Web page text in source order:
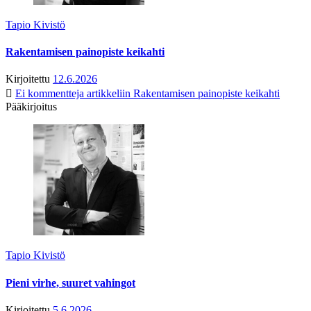
Tapio Kivistö
Rakentamisen painopiste keikahti
Kirjoitettu 12.6.2026
Ei kommentteja artikkeliin Rakentamisen painopiste keikahti
Pääkirjoitus
Tapio Kivistö
Pieni virhe, suuret vahingot